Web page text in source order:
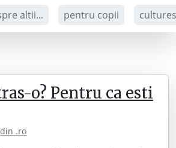
altii... pentru copii
o? Pentru ca esti
din .ro